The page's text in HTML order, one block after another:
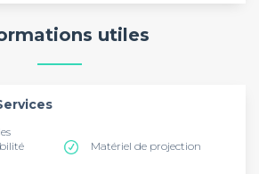
utiles
Matériel de projection